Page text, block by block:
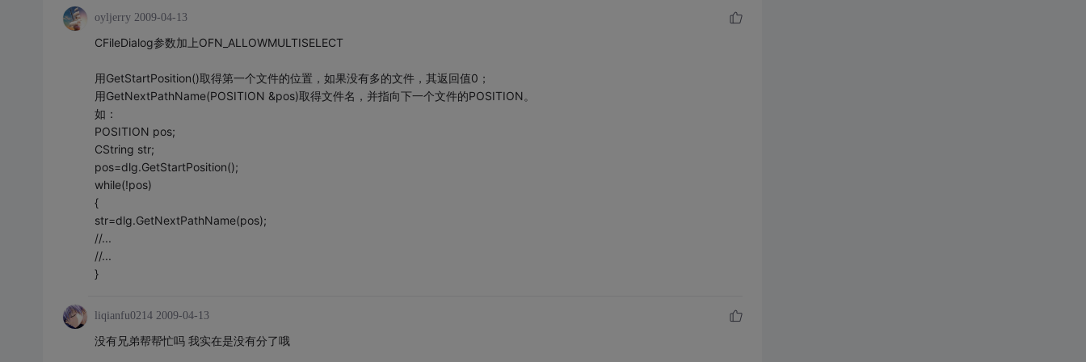
oyljerry 2009-04-13
CFileDialog参数加上OFN_ALLOWMULTISELECT
用GetStartPosition()取得第一个文件的位置，如果没有多的文件，其返回值0；
用GetNextPathName(POSITION &pos)取得文件名，并指向下一个文件的POSITION。
如：
POSITION pos;
CString str;
pos=dlg.GetStartPosition();
while(!pos)
{
str=dlg.GetNextPathName(pos);
//...
//...
}
liqianfu0214 2009-04-13
没有兄弟帮帮忙吗 我实在是没有分了哦